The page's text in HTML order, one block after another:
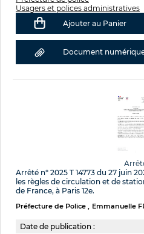
Usagers et polices administratives
Ajouter au Panier
Document
Arrêté n° 2025 T 14773 du 27 juin
les règles de circulation et de
de France, à Paris 12e.
Préfecture de Police Emmanuelle
Date de publication :